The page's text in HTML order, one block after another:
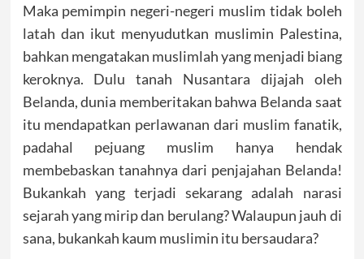
Maka pemimpin negeri-negeri muslim tidak boleh
latah dan ikut menyudutkan muslimin Palestina,
bahkan mengatakan muslimlah yang menjadi biang
keroknya. Dulu tanah Nusantara dijajah oleh
Belanda, dunia memberitakan bahwa Belanda saat
itu mendapatkan perlawanan dari muslim fanatik,
padahal pejuang muslim hanya hendak
membebaskan tanahnya dari penjajahan Belanda!
Bukankah yang terjadi sekarang adalah narasi
sejarah yang mirip dan berulang? Walaupun jauh di
sana, bukankah kaum muslimin itu bersaudara?